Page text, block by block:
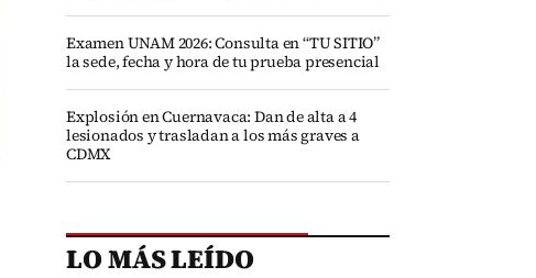
Examen UNAM 2026: Consulta en “TU SITIO”
la sede, fecha y hora de tu prueba presencial
Explosión en Cuernavaca: Dan de alta a 4
lesionados y trasladan a los más graves a
CDMX
LO MÁS LEÍDO